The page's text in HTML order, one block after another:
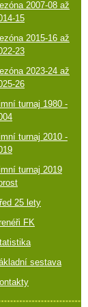
2007-08 až
15
2015-16 až
23
2023-24 až
26
turnaj 1980 -
turnaj 2010 -
turnaj 2019
25 lety
FK
sestava